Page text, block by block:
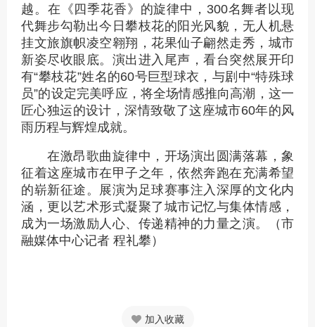
越。在《四季花香》的旋律中，300名舞者以现
代舞步勾勒出今日攀枝花的阳光风貌，无人机悬
挂文旅旗帜凌空翱翔，花果仙子翩然走秀，城市
新姿尽收眼底。演出进入尾声，看台突然展开印
有“攀枝花”姓名的60号巨型球衣，与剧中“特殊球
员”的设定完美呼应，将全场情感推向高潮，这一
匠心独运的设计，深情致敬了这座城市60年的风
雨历程与辉煌成就。
在激昂歌曲旋律中，开场演出圆满落幕，象
征着这座城市在甲子之年，依然奔跑在充满希望
的崭新征途。展演为足球赛事注入深厚的文化内
涵，更以艺术形式凝聚了城市记忆与集体情感，
成为一场激励人心、传递精神的力量之演。（市
融媒体中心记者 程礼攀）
加入收藏